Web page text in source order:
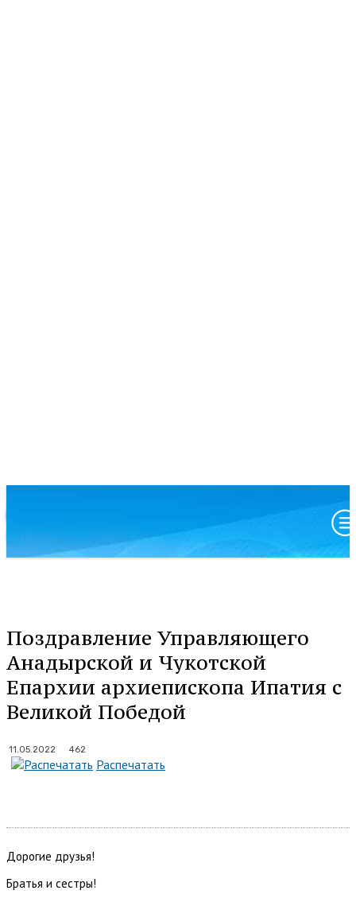
Анадырская и Чукотская епархия
Поздравление Управляющего
Анадырской и Чукотской
Епархии архиепископа Ипатия с
Великой Победой
11.05.2022 462
Распечатать
Дорогие друзья!
Братья и сестры!